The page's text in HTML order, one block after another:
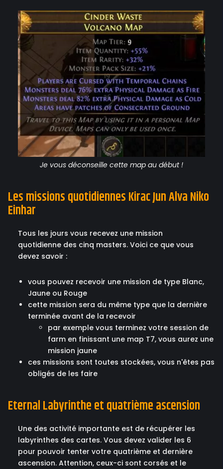
Je vous déconseille cette map au début !
Les missions quotidiennes Kirac Jun Alva Niko
Einhar
Tous les jours vous recevez une mission
quotidienne des cinq masters. Voici ce que vous
devez savoir :
vous pouvez recevoir une mission de type Blanc,
Jaune ou Rouge
cette mission sera du même type que la dernière
terminée avant de la recevoir
par exemple vous terminez votre session de
farm en finissant une map T7, vous aurez une
mission jaune
ces missions sont toutes stockées, vous n'êtes pas
obligés de les faire
Eternal Labyrinthe et quatrième ascension
Une des activité importante est de récupérer les
labyrinthes des cartes. Vous devez valider les 6
pour pouvoir tenter votre quatrième et dernière
ascension. Attention, ceux-ci sont corsés et le